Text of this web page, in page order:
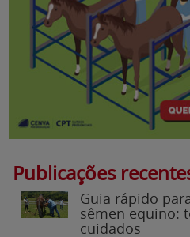
Publicações
Guia rápido
sêmen equino:
cuidados